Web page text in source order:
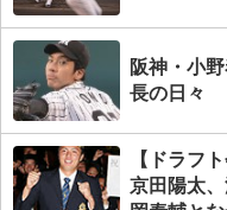
阪神・小
長の日々
【ドラフ
京田陽太